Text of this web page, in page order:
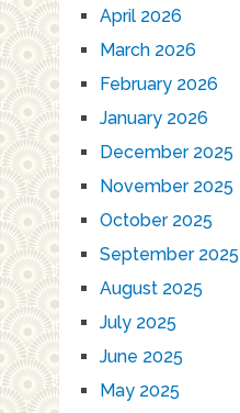
April 2026
March 2026
February 2026
January 2026
December 2025
November 2025
October 2025
September 2025
August 2025
July 2025
June 2025
May 2025